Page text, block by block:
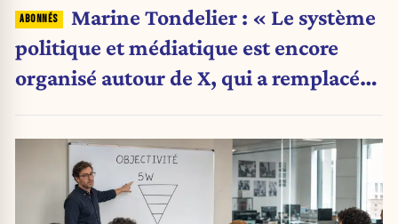
Marine Tondelier : « Le système
politique et médiatique est encore
organisé autour de X, qui a remplacé